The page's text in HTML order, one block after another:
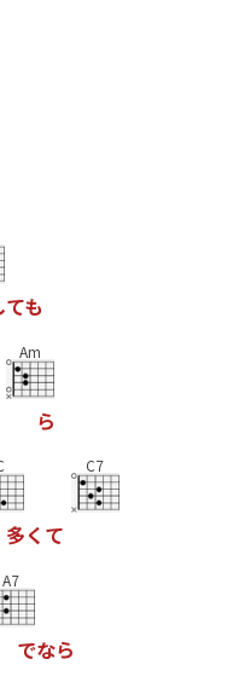
ても
Am
ら
多く て
C7
A7
でなら